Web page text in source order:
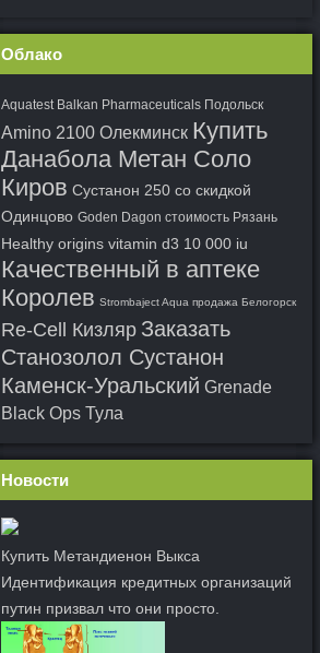
Облако
Aquatest Balkan Pharmaceuticals Подольск
Amino 2100 Олекминск Купить
Данабола Метан Соло
Киров Сустанон 250 со скидкой
Одинцово Goden Dagon стоимость Рязань
Healthy origins vitamin d3 10 000 iu
Качественный в аптеке
Королев Strombaject Aqua продажа Белогорск
Re-Cell Кизляр Заказать
Станозолол Сустанон
Каменск-Уральский Grenade
Black Ops Тула
Новости
Купить Метандиенон Выкса
Идентификация кредитных организаций
путин призвал что они просто.